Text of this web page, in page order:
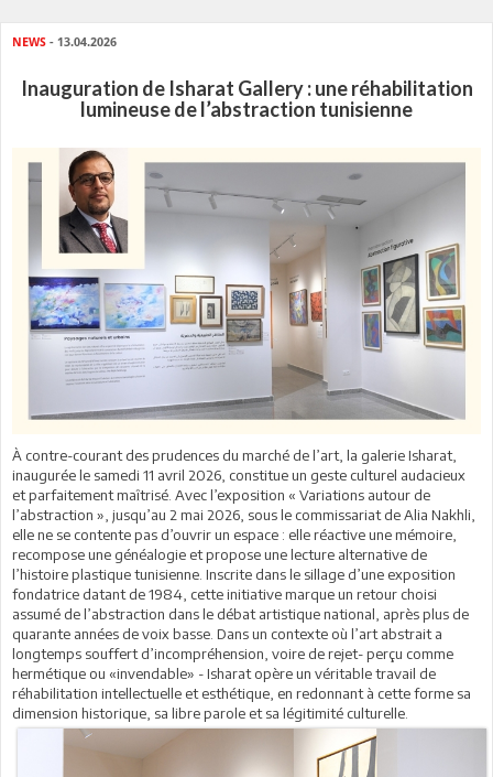
NEWS - 13.04.2026
Inauguration de Isharat Gallery : une réhabilitation
lumineuse de l’abstraction tunisienne
À contre-courant des prudences du marché de l’art, la galerie Isharat,
inaugurée le samedi 11 avril 2026, constitue un geste culturel audacieux
et parfaitement maîtrisé. Avec l’exposition « Variations autour de
l’abstraction », jusqu’au 2 mai 2026, sous le commissariat de Alia Nakhli,
elle ne se contente pas d’ouvrir un espace : elle réactive une mémoire,
recompose une généalogie et propose une lecture alternative de
l’histoire plastique tunisienne. Inscrite dans le sillage d’une exposition
fondatrice datant de 1984, cette initiative marque un retour choisi
assumé de l’abstraction dans le débat artistique national, après plus de
quarante années de voix basse. Dans un contexte où l’art abstrait a
longtemps souffert d’incompréhension, voire de rejet- perçu comme
hermétique ou «invendable» - Isharat opère un véritable travail de
réhabilitation intellectuelle et esthétique, en redonnant à cette forme sa
dimension historique, sa libre parole et sa légitimité culturelle.